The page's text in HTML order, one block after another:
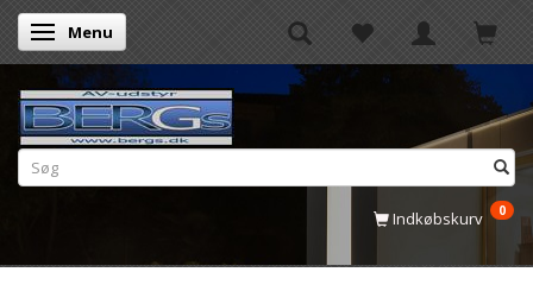
Skifte navigation
Menu
Indkøbskurv 0